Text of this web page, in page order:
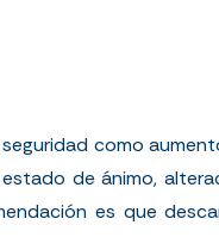
como
de ánimo,
es que